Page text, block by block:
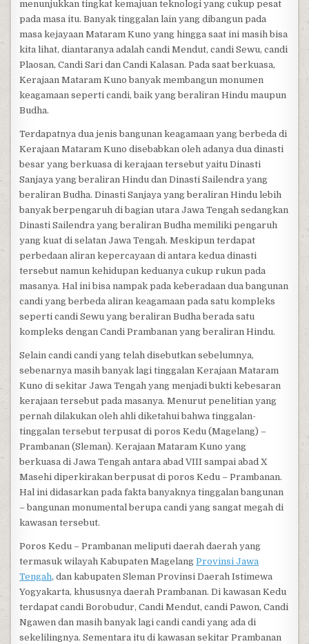
menunjukkan tingkat kemajuan teknologi yang cukup pesat
pada masa itu. Banyak tinggalan lain yang dibangun pada
masa kejayaan Mataram Kuno yang hingga saat ini masih bisa
kita lihat, diantaranya adalah candi Mendut, candi Sewu, candi
Plaosan, Candi Sari dan Candi Kalasan. Pada saat berkuasa,
Kerajaan Mataram Kuno banyak membangun monumen
keagamaan seperti candi, baik yang beraliran Hindu maupun
Budha.
Terdapatnya dua jenis bangunan keagamaan yang berbeda di
Kerajaan Mataram Kuno disebabkan oleh adanya dua dinasti
besar yang berkuasa di kerajaan tersebut yaitu Dinasti
Sanjaya yang beraliran Hindu dan Dinasti Sailendra yang
beraliran Budha. Dinasti Sanjaya yang beraliran Hindu lebih
banyak berpengaruh di bagian utara Jawa Tengah sedangkan
Dinasti Sailendra yang beraliran Budha memiliki pengaruh
yang kuat di selatan Jawa Tengah. Meskipun terdapat
perbedaan aliran kepercayaan di antara kedua dinasti
tersebut namun kehidupan keduanya cukup rukun pada
masanya. Hal ini bisa nampak pada keberadaan dua bangunan
candi yang berbeda aliran keagamaan pada satu kompleks
seperti candi Sewu yang beraliran Budha berada satu
kompleks dengan Candi Prambanan yang beraliran Hindu.
Selain candi candi yang telah disebutkan sebelumnya,
sebenarnya masih banyak lagi tinggalan Kerajaan Mataram
Kuno di sekitar Jawa Tengah yang menjadi bukti kebesaran
kerajaan tersebut pada masanya. Menurut penelitian yang
pernah dilakukan oleh ahli diketahui bahwa tinggalan-
tinggalan tersebut terpusat di poros Kedu (Magelang) –
Prambanan (Sleman). Kerajaan Mataram Kuno yang
berkuasa di Jawa Tengah antara abad VIII sampai abad X
Masehi diperkirakan berpusat di poros Kedu – Prambanan.
Hal ini didasarkan pada fakta banyaknya tinggalan bangunan
– bangunan monumental berupa candi yang sangat megah di
kawasan tersebut.
Poros Kedu – Prambanan meliputi daerah daerah yang
termasuk wilayah Kabupaten MagelangProvinsi Jawa
Tengah, dan kabupaten Sleman Provinsi Daerah Istimewa
Yogyakarta, khususnya daerah Prambanan. Di kawasan Kedu
terdapat candi Borobudur, Candi Mendut, candi Pawon, Candi
Ngawen dan masih banyak lagi candi candi yang ada di
sekelilingnya. Sementara itu di kawasan sekitar Prambanan